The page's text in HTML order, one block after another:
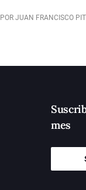
POR JUAN FRANCISCO
mes